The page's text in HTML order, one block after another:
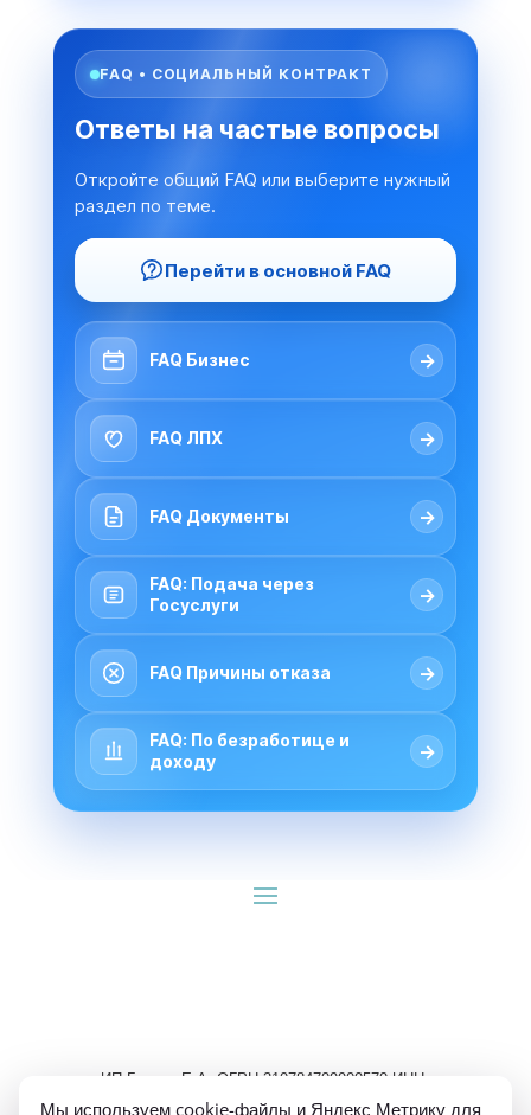
FAQ • СОЦИАЛЬНЫЙ КОНТРАКТ
Ответы на частые вопросы
Откройте общий FAQ или выберите нужный
раздел по теме.
Перейти в основной FAQ
FAQ Бизнес →
FAQ ЛПХ →
FAQ Документы →
FAQ: Подача через
Госуслуги
→
FAQ Причины отказа →
FAQ: По безработице и
доходу
→
ИП Гуляев Е.А. ОГРН 310784709900570 ИНН
Мы используем cookie-файлы и Яндекс Метрику для